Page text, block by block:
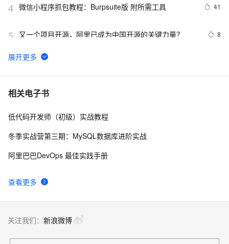
4 微信小程序抓包教程：Burpsuite版 附所需工具 41
5 又一个项目开源，阿里已成为中国开源的关键力量？ 8
6 tailwindcss使用教程
7 我的博客即将入驻“云栖社区”，诚邀技术同仁一同入驻。
8 思科路由器的密码恢复
相关电子书
查看更多
低代码开发师（初级）实战教程
冬季实战营第三期：MySQL数据库进阶实战
阿里巴巴DevOps 最佳实践手册
关注我们： 新浪微博